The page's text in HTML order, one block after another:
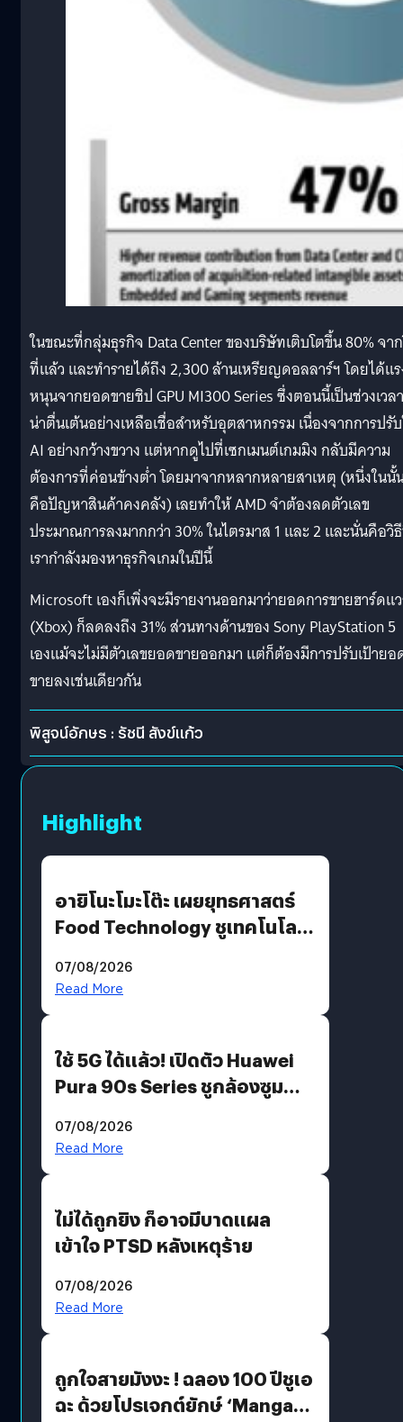
ในขณะที่กลุ่มธุรกิจ Data Center ของบริษัทเติบโตขึ้น 80% จา
ที่แล้ว และทำรายได้ถึง 2,300 ล้านเหรียญดอลลาร์ฯ โดยได้แ
หนุนจากยอดขายชิป GPU MI300 Series ซึ่งตอนนี้เป็นช่วงเวล
น่าตื่นเต้นอย่างเหลือเชื่อสำหรับอุตสาหกรรม เนื่องจากการปรั
AI อย่างกว้างขวาง แต่หากดูไปที่เซกเมนต์เกมมิง กลับมีความ
ต้องการที่ค่อนข้างต่ำ โดยมาจากหลากหลายสาเหตุ (หนึ่งในนั้
คือปัญหาสินค้าคงคลัง) เลยทำให้ AMD จำต้องลดตัวเลข
ประมาณการลงมากกว่า 30% ในไตรมาส 1 และ 2 และนั่นคือวิ
เรากำลังมองหาธุรกิจเกมในปีนี้
Microsoft เองก็เพิ่งจะมีรายงานออกมาว่ายอดการขายฮาร์ดแ
(Xbox) ก็ลดลงถึง 31% ส่วนทางด้านของ Sony PlayStation 5
เองแม้จะไม่มีตัวเลขยอดขายออกมา แต่ก็ต้องมีการปรับเป้ายอ
ขายลงเช่นเดียวกัน
พิสูจน์อักษร : รัชนี สังข์แก้ว
Highlight
อายิโนะโมะโต๊ะ เผยยุทธศาสตร์
Food Technology ชูเทคโนโลยี
บริโภคและ B2B
07/08/2026
Read More
ใช้ 5G ได้แล้ว! เปิดตัว Huawei
Pura 90s Series ชูกล้องซูม
07/08/2026
Read More
ไม่ได้ถูกยิง ก็อาจมีบาดแผล
เข้าใจ PTSD หลังเหตุร้าย
07/08/2026
Read More
ถูกใจสายมังงะ ! ฉลอง 100 ปีชูเอ
ฉะ ด้วยโปรเจกต์ยักษ์ ‘Manga